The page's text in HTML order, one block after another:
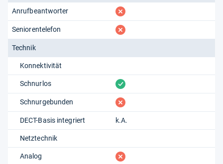
Anrufbeantworter fehlt
Seniorentelefon fehlt
Technik
Konnektivität
Schnurlos vorhanden
Schnurgebunden fehlt
DECT-Basis integriert k.A.
Netztechnik
Analog fehlt